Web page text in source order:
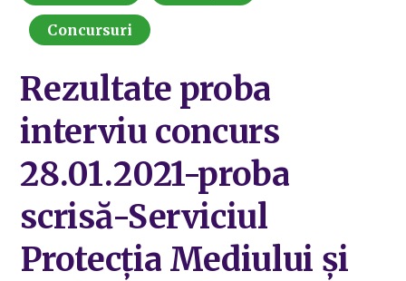
Concursuri
Rezultate proba
interviu concurs
28.01.2021-proba
scrisă-Serviciul
Protecția Mediului și